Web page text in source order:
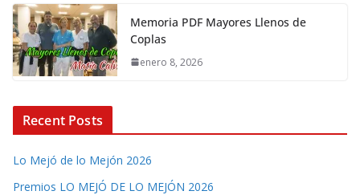
Memoria PDF Mayores Llenos de
Coplas
enero 8, 2026
Recent Posts
Lo Mejó de lo Mejón 2026
Premios LO MEJÓ DE LO MEJÓN 2026